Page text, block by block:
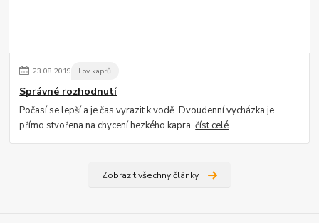
23.08.2019 Lov kaprů
Správné rozhodnutí
Počasí se lepší a je čas vyrazit k vodě. Dvoudenní vycházka je
přímo stvořena na chycení hezkého kapra.číst celé
Zobrazit všechny články